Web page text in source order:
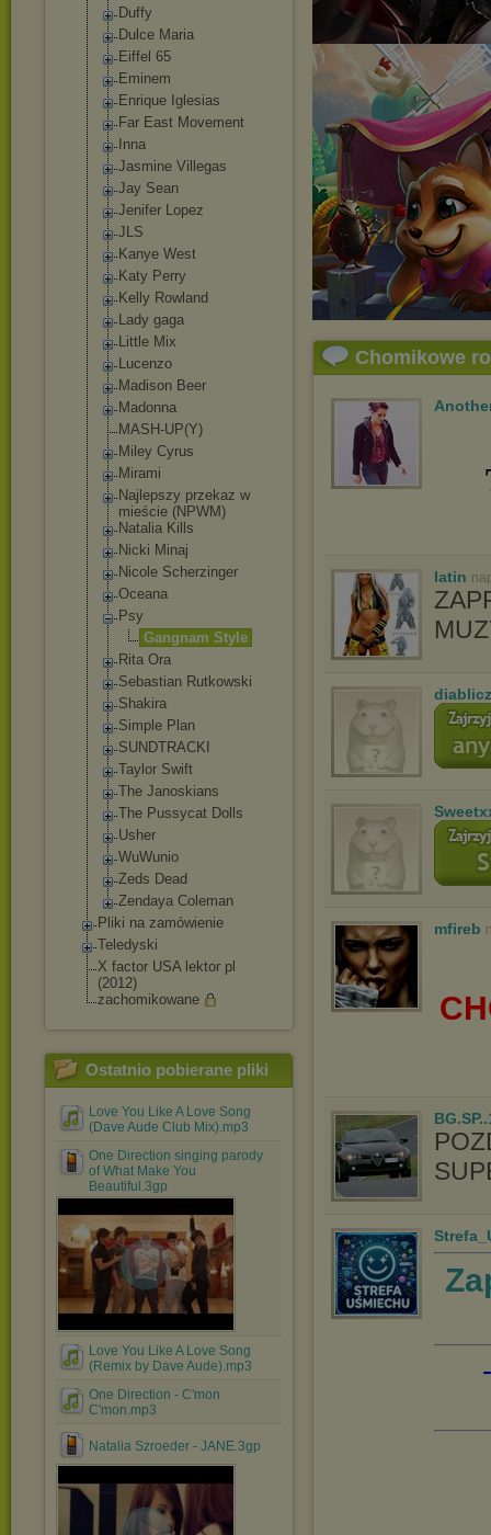
Duffy
Dulce Maria
Eiffel 65
Eminem
Enrique Iglesias
Far East Movement
Inna
Jasmine Villegas
Jay Sean
Jenifer Lopez
JLS
Kanye West
Katy Perry
Kelly Rowland
Lady gaga
Little Mix
Lucenzo
Madison Beer
Madonna
MASH-UP(Y)
Miley Cyrus
Mirami
Najlepszy przekaz w
mieście (NPWM)
Natalia Kills
Nicki Minaj
Nicole Scherzinger
Oceana
Psy
Gangnam Style
Rita Ora
Sebastian Rutkowski
Shakira
Simple Plan
SUNDTRACKI
Taylor Swift
The Janoskians
The Pussycat Dolls
Usher
WuWunio
Zeds Dead
Zendaya Coleman
Pliki na zamówienie
Teledyski
X factor USA lektor pl
(2012)
zachomikowane
Ostatnio pobierane pliki
Love You Like A Love Song
(Dave Aude Club Mix).mp3
One Direction singing parody
of What Make You
Beautiful.3gp
Love You Like A Love Song
(Remix by Dave Aude).mp3
One Direction - C'mon
C'mon.mp3
Natalia Szroeder - JANE.3gp
Chomikowe
latin
mfireb